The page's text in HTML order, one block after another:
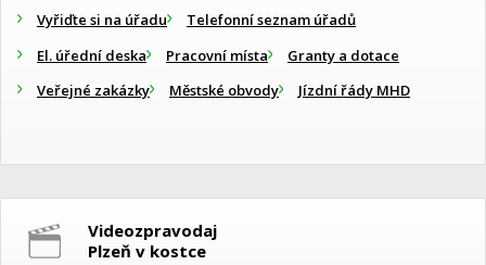
Vyřiďte si na úřadu
Telefonní seznam úřadů
El. úřední deska
Pracovní místa
Granty a dotace
Veřejné zakázky
Městské obvody Jízdní řády MHD
Videozpravodaj
Plzeň v kostce